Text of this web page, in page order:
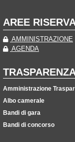
AREE
AMMINISTRAZIONE
AGENDA
Amministrazione
Albo camerale
Bandi di gara
Bandi di concorso